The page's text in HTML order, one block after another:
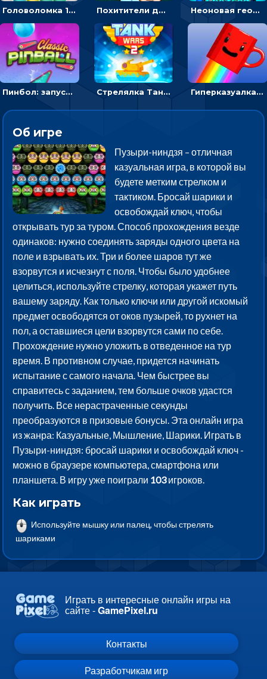
Головоломка 10х10 Похитители денег: управляйте друзьями и соберите все мешки с долларами Неоновая геометрия: прыгай через препятствия и собирай шары
Пинбол: запускать шарик, чтобы выбивать очки Стрелялка Танковые войны: бить по танку врага, чтобы уничтожить зло Гиперказуалка Летающая чашка кофе: двигаться и собирать кубики сахара
Об игре
Пузыри-ниндзя – отличная
казуальная игра, в которой вы
будете метким стрелком и
тактиком. Бросай шарики и
освобождай ключ, чтобы
открывать тур за туром. Способ прохождения везде
одинаков: нужно соединять заряды одного цвета на
поле и взрывать их. Три и более шаров тут же
взорвутся и исчезнут с поля. Чтобы было удобнее
целиться, используйте стрелку, которая укажет путь
вашему заряду. Как только ключи или другой искомый
предмет освободятся от оков пузырей, то рухнет на
пол, а оставшиеся цели взорвутся сами по себе.
Прохождение нужно уложить в отведенное на тур
время. В противном случае, придется начинать
испытание с самого начала. Чем быстрее вы
справитесь с заданием, тем больше очков удастся
получить. Все нерастраченные секунды
преобразуются в призовые бонусы. Эта онлайн игра
из жанра: Казуальные, Мышление, Шарики. Играть в
Пузыри-ниндзя: бросай шарики и освобождай ключ -
можно в браузере компьютера, смартфона или
планшета. В игру уже поиграли 103игроков.
Как играть
Используйте мышку или палец, чтобы стрелять
шариками
Играть в интересные онлайн игры на
сайте -GamePixel.ru
Контакты
Разработчикам игр